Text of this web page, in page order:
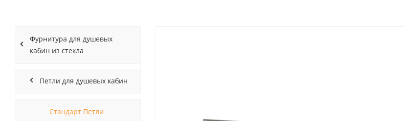
Фурнитура для душевых
кабин из стекла
Петли для душевых кабин
Стандарт Петли